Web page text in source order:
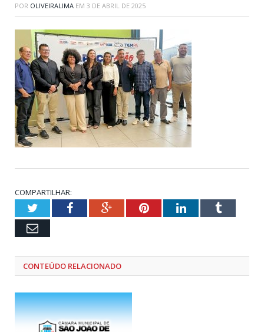
POR OLIVEIRALIMA EM 3 DE ABRIL DE 2025
COMPARTILHAR:
TwitterFacebookGoogle+PinterestLinkedInTumblr
Email
CONTEÚDO RELACIONADO